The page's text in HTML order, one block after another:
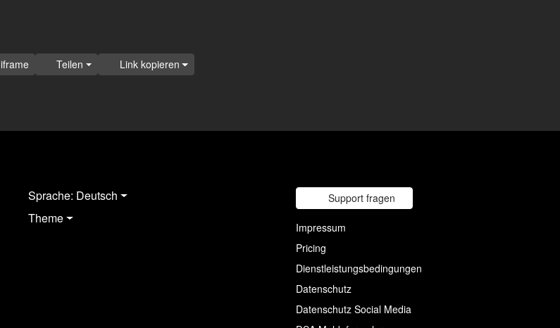
iframe Teilen Link kopieren
Sprache: Deutsch
Theme
Support fragen
Impressum
Pricing
Dienstleistungsbedingungen
Datenschutz
Datenschutz Social Media